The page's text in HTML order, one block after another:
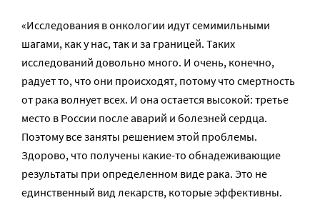
«Исследования в онкологии идут семимильными
шагами, как у нас, так и за границей. Таких
исследований довольно много. И очень, конечно,
радует то, что они происходят, потому что смертность
от рака волнует всех. И она остается высокой: третье
место в России после аварий и болезней сердца.
Поэтому все заняты решением этой проблемы.
Здорово, что получены какие-то обнадеживающие
результаты при определенном виде рака. Это не
единственный вид лекарств, которые эффективны.